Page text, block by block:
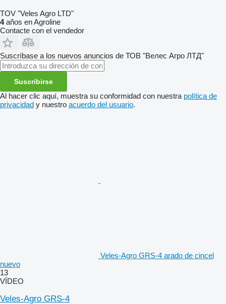
TOV "Veles Agro LTD"
4años en Agroline
Contacte con el vendedor
Suscríbase a los nuevos anuncios de ТОВ "Велес Агро ЛТД"
Suscribirse
Al hacer clic aquí, muestra su conformidad con nuestra política de
privacidad y nuestro acuerdo del usuario.
Veles-Agro GRS-4 arado de cincel
nuevo
13
VÍDEO
Veles-Agro GRS-4